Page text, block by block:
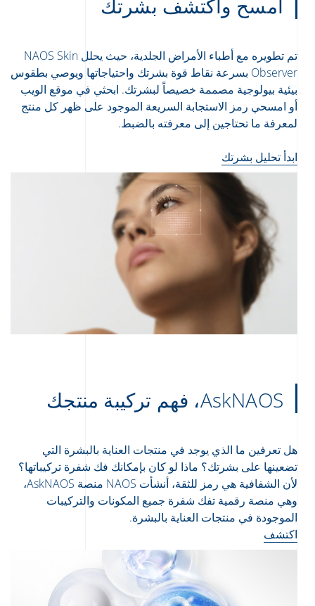
Arabic
امسح واكتشف بشرتك
تم تطويره مع أطباء الأمراض الجلدية، حيث يحلل NAOS Skin
Observer بسرعة نقاط قوة بشرتك واحتياجاتها ويوصي بطقوس
بيئية بيولوجية مصممة خصيصاً لبشرتك. ابحثي في موقع الويب
أو امسحي رمز الاستجابة السريعة الموجود على ظهر كل منتج
لمعرفة ما تحتاجين إلى معرفته بالضبط.
ابدأ تحليل بشرتك
AskNAOS، فهم تركيبة منتجك
هل تعرفين ما الذي يوجد في منتجات العناية بالبشرة التي
تضعينها على بشرتك؟ ماذا لو كان بإمكانك فك شفرة تركيباتها؟
لأن الشفافية هي رمز للثقة، أنشأت NAOS منصة AskNAOS،
وهي منصة رقمية تفك شفرة جميع المكونات والتركيبات
الموجودة في منتجات العناية بالبشرة.
اكتشف